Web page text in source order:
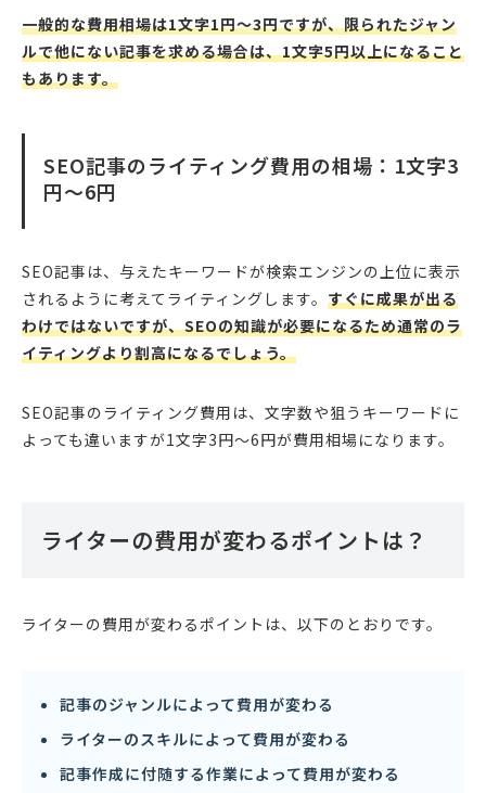
一般的な費用相場は1文字1円〜3円ですが、限られたジャン
ルで他にない記事を求める場合は、1文字5円以上になること
もあります。
SEO記事のライティング費用の相場：1文字3
円〜6円
SEO記事は、与えたキーワードが検索エンジンの上位に表示
されるように考えてライティングします。 すぐに成果が出る
わけではないですが、SEOの知識が必要になるため通常のラ
イティングより割高になるでしょう。
SEO記事のライティング費用は、文字数や狙うキーワードに
よっても違いますが1文字3円〜6円が費用相場になります。
ライターの費用が変わるポイントは？
ライターの費用が変わるポイントは、以下のとおりです。
記事のジャンルによって費用が変わる
ライターのスキルによって費用が変わる
記事作成に付随する作業によって費用が変わる